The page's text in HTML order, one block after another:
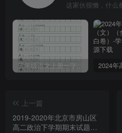
这家伙很懒，什么
三年级语文上册一字三描红写字表字帖
上一篇
2019-2020年北京市房山区
高二政治下学期期末试题及